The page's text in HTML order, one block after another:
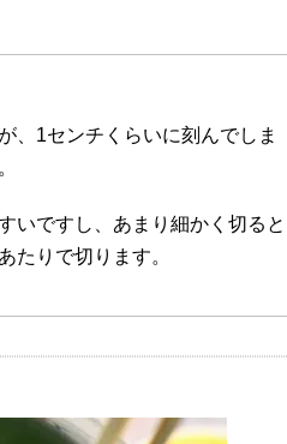
、1センチくらいに刻んでしま
いですし、あまり細かく切ると
たりで切ります。